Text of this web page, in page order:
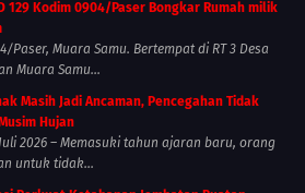
129 Kodim 0904/Paser Bongkar Rumah milik
Paser, Muara Samu. Bertempat di RT 3 Desa
Muara Samu...
Masih Jadi Ancaman, Pencegahan Tidak
Hujan
2026 – Memasuki tahun ajaran baru, orang
untuk tidak...